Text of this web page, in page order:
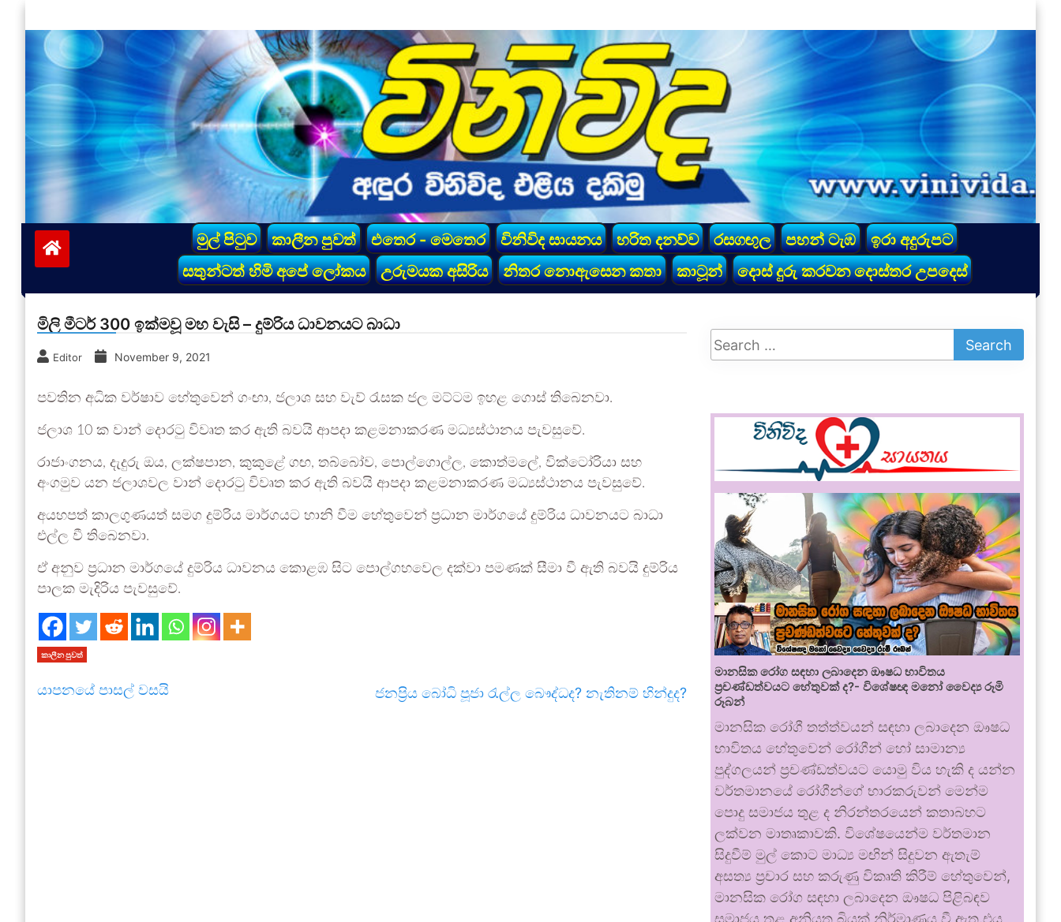
to
content
vinivida.lk
මුල් පිටුව කාලීන පුවත් එතෙර - මෙතෙර විනිවිද සායනය හරිත දනව්ව රසගඟුල පහන් ටැඹ
ඉරා අදුරුපට
සතුන්ටත් හිමි අපේ ලෝකය
උරුමයක අසිරිය නිතර නොඇසෙන කතා කාටූන් දොස් දුරු කරවන දොස්තර උපදෙස්
මිලි මීටර් 300 ඉක්මවූ මහ වැසි – දුම්රිය ධාවනයට බාධා
Editor November 9, 2021
පවතින අධික වර්ෂාව හේතුවෙන් ගංඟා, ජලාශ සහ වැව් රැසක ජල මට්ටම ඉහළ ගොස් තිබෙනවා.
ජලාශ 10 ක වාන් දොරටු විවෘත කර ඇති බවයි ආපදා කළමනාකරණ මධ්‍යස්ථානය පැවසුවේ.
රාජාංගනය, දැදුරු ඔය, ලක්ෂපාන, කුකුළේ ගඟ, තබ්බෝව, පොල්ගොල්ල, කොත්මලේ, වික්ටෝරියා සහ
අංගමුව යන ජලාශවල වාන් දොරටු විවෘත කර ඇති බවයි ආපදා කළමනාකරණ මධ්‍යස්ථානය පැවසුවේ.
අයහපත් කාලගුණයත් සමග දුම්රිය මාර්ගයට හානි වීම හේතුවෙන් ප්‍රධාන මාර්ගයේ දුම්රිය ධාවනයට බාධා
එල්ල වී තිබෙනවා.
ඒ අනුව ප්‍රධාන මාර්ගයේ දුම්රිය ධාවනය කොළඹ සිට පොල්ගහවෙල දක්වා පමණක් සීමා වී ඇති බවයි දුම්රිය
පාලක මැදිරිය පැවසුවේ.
කාලීන පුවත්
යාපනයේ පාසල් වසයි ජනප්‍රිය බෝධි පූජා රැල්ල බෞද්ධද? නැතිනම් හින්දුද?
මානසික රෝග සඳහා ලබාදෙන ඖෂධ භාවිතය
ප්‍රචණ්ඩත්වයට හේතුවක් ද?- විශේෂඥ මනෝ වෛද්‍ය රූමි
රූබන්
මානසික රෝගී තත්ත්වයන් සඳහා ලබාදෙන ඖෂධ
භාවිතය හේතුවෙන් රෝගීන් හෝ සාමාන්‍ය
පුද්ගලයන් ප්‍රචණ්ඩත්වයට යොමු විය හැකි ද යන්න
වර්තමානයේ රෝගීන්ගේ භාරකරුවන් මෙන්ම
පොදු සමාජය තුළ ද නිරන්තරයෙන් කතාබහට
ලක්වන මාතෘකාවකි. විශේෂයෙන්ම වර්තමාන
සිදුවීම් මුල් කොට මාධ්‍ය මඟින් සිදුවන ඇතැම්
අසත්‍ය ප්‍රචාර සහ කරුණු විකෘති කිරීම් හේතුවෙන්,
මානසික රෝග සඳහා ලබාදෙන ඖෂධ පිළිබඳව
සමාජය තුළ අනියත බියක් නිර්මාණය වී ඇත.එය